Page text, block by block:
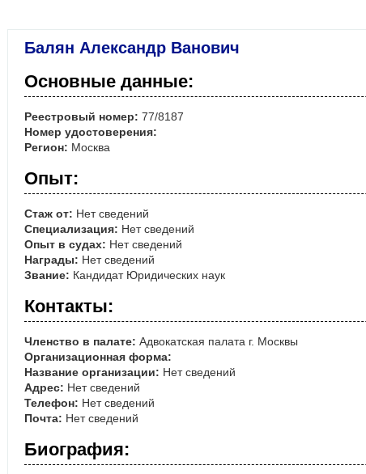
Балян Александр Ванович
Основные данные:
Реестровый номер: 77/8187
Номер удостоверения:
Регион: Москва
Опыт:
Стаж от: Нет сведений
Специализация: Нет сведений
Опыт в судах: Нет сведений
Награды: Нет сведений
Звание: Кандидат Юридических наук
Контакты:
Членство в палате: Адвокатская палата г. Москвы
Организационная форма:
Название организации: Нет сведений
Адрес: Нет сведений
Телефон: Нет сведений
Почта: Нет сведений
Биография: